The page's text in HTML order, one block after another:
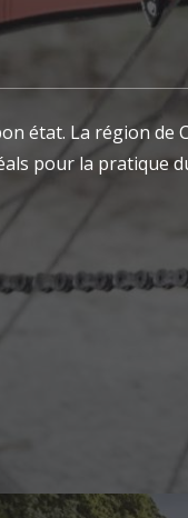
état. La région de
pour la pratique